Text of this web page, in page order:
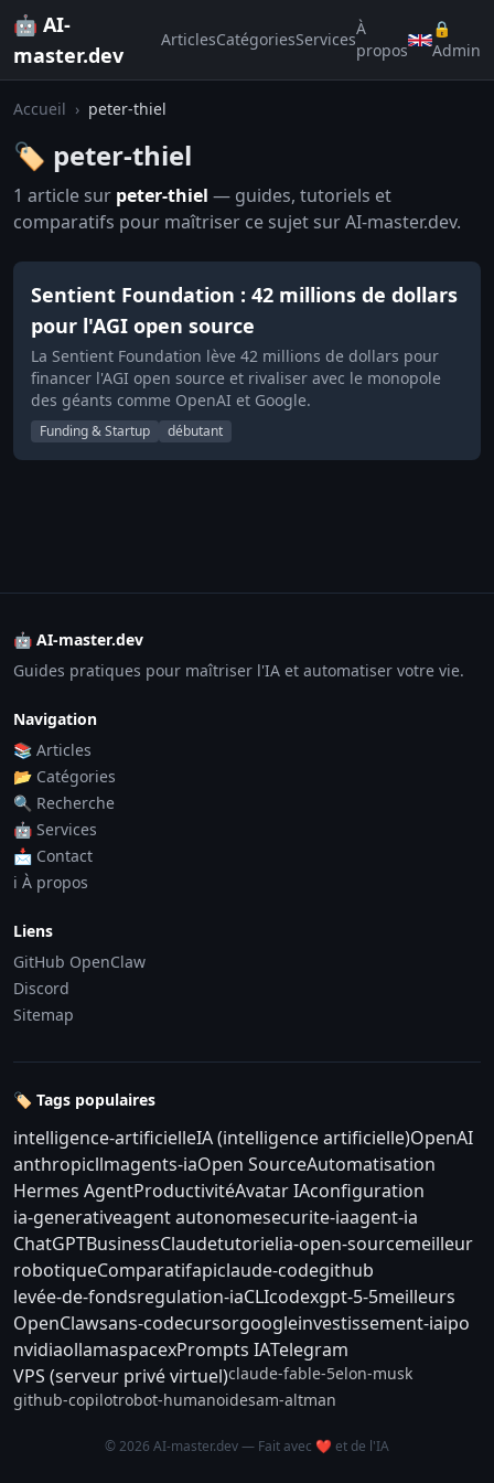
🤖 AI-
master.dev
ArticlesCatégoriesServices
À
propos
🔒
Admin
Accueil › peter-thiel
🏷️ peter-thiel
1 article sur peter-thiel — guides, tutoriels et
comparatifs pour maîtriser ce sujet sur AI-master.dev.
Sentient Foundation : 42 millions de dollars
pour l'AGI open source
La Sentient Foundation lève 42 millions de dollars pour
financer l'AGI open source et rivaliser avec le monopole
des géants comme OpenAI et Google.
Funding & Startup débutant
🤖 AI-master.dev
Guides pratiques pour maîtriser l'IA et automatiser votre vie.
Navigation
📚 Articles
📂 Catégories
🔍 Recherche
🤖 Services
📩 Contact
ℹ️ À propos
Liens
GitHub OpenClaw
Discord
Sitemap
🏷️ Tags populaires
intelligence-artificielleIA (intelligence artificielle)OpenAI
anthropicllmagents-iaOpen SourceAutomatisation
Hermes AgentProductivitéAvatar IAconfiguration
ia-generativeagent autonomesecurite-iaagent-ia
ChatGPTBusinessClaudetutorielia-open-sourcemeilleur
robotiqueComparatifapiclaude-codegithub
levée-de-fondsregulation-iaCLIcodexgpt-5-5meilleurs
OpenClawsans-codecursorgoogleinvestissement-iaipo
nvidiaollamaspacexPrompts IATelegram
VPS (serveur privé virtuel)claude-fable-5elon-musk
github-copilotrobot-humanoidesam-altman
© 2026 AI-master.dev — Fait avec ❤️ et de l'IA